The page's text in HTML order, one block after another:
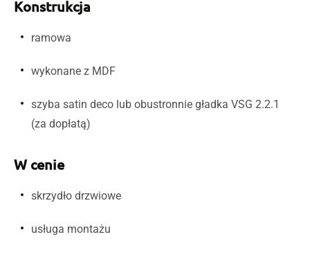
Konstrukcja
ramowa
wykonane z MDF
szyba satin deco lub obustronnie gładka VSG 2.2.1
(za dopłatą)
W cenie
skrzydło drzwiowe
usługa montażu